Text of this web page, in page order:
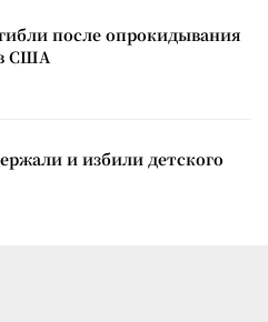
после опрокидывания
США
и избили детского